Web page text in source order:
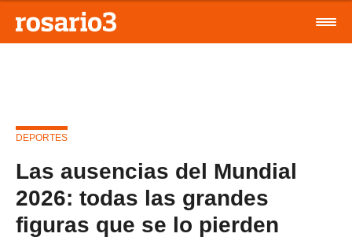
DEPORTES
Las ausencias del Mundial
2026: todas las grandes
figuras que se lo pierden